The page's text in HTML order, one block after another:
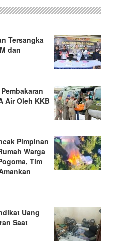
Tersangka
dan
Air Oleh KKB
Pimpinan
Warga
Tim
Uang
Saat